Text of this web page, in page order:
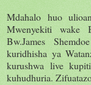
Mdahalo huo
Mwenyekiti wake
Bw.James
kuridhisha ya
kurushwa live
kuhudhuria.